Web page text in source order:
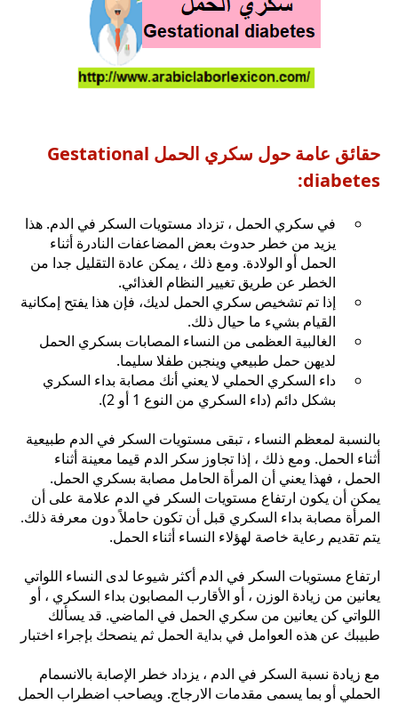
حقائق عامة حول سكري الحمل Gestational
diabetes:
في سكري الحمل ، تزداد مستويات السكر في الدم. هذا
يزيد من خطر حدوث بعض المضاعفات النادرة أثناء
الحمل أو الولادة. ومع ذلك ، يمكن عادة التقليل جدا من
الخطر عن طريق تغيير النظام الغذائي.
إذا تم تشخيص سكري الحمل لديك، فإن هذا يفتح إمكانية
القيام بشيء ما حيال ذلك.
الغالبية العظمى من النساء المصابات بسكري الحمل
لديهن حمل طبيعي وينجبن طفلا سليما.
داء السكري الحملي لا يعني أنك مصابة بداء السكري
بشكل دائم (داء السكري من النوع 1 أو 2).
بالنسبة لمعظم النساء ، تبقى مستويات السكر في الدم طبيعية
أثناء الحمل. ومع ذلك ، إذا تجاوز سكر الدم قيما معينة أثناء
الحمل ، فهذا يعني أن المرأة الحامل مصابة بسكري الحمل.
يمكن أن يكون ارتفاع مستويات السكر في الدم علامة على أن
المرأة مصابة بداء السكري قبل أن تكون حاملاً دون معرفة ذلك.
يتم تقديم رعاية خاصة لهؤلاء النساء أثناء الحمل.
ارتفاع مستويات السكر في الدم أكثر شيوعا لدى النساء اللواتي
يعانين من زيادة الوزن ، أو الأقارب المصابون بداء السكري ، أو
اللواتي كن يعانين من سكري الحمل في الماضي. قد يسألك
طبيبك عن هذه العوامل في بداية الحمل ثم ينصحك بإجراء اختبار
مع زيادة نسبة السكر في الدم ، يزداد خطر الإصابة بالانسمام
الحملي أو بما يسمى مقدمات الارجاج. ويصاحب اضطراب الحمل